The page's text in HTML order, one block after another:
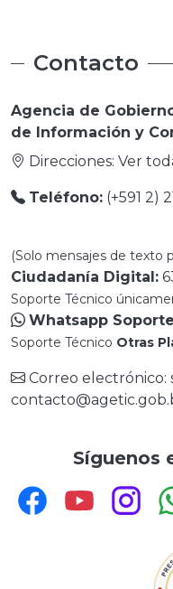
Contacto
Agencia de
de Información y
Direcciones: Ver
Teléfono: (+591 2)
(Solo mensajes de texto
Ciudadanía Digital:
Soporte Técnico
Whatsapp
Soporte Técnico Otras
Correo electrónico:
Síguenos